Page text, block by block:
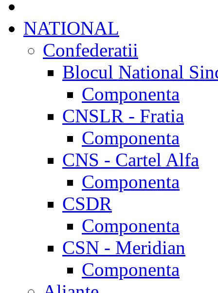
NATIONAL
Confederatii
Blocul National
Componenta
CNSLR - Fratia
Componenta
CNS - Cartel Alfa
Componenta
CSDR
Componenta
CSN - Meridian
Componenta